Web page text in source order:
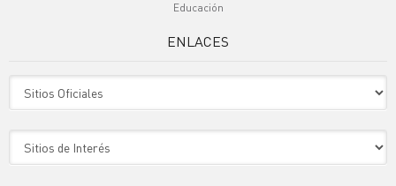
Educación
ENLACES